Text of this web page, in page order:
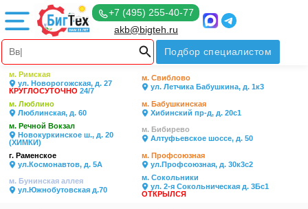
+7 (495) 255-40-77
akb@bigteh.ru
Подбор специалистом
м. Римская
ул. Новорогожская, д. 27
КРУГЛОСУТОЧНО 24/7
м. Свиблово
ул. Летчика Бабушкина, д. 1к3
м. Люблино
Люблинская, д. 60
м. Бабушкинская
Хибинский пр-д, д. 20с1
м. Речной Вокзал
Новокуркинское ш., д. 20
(ХИМКИ)
м. Бибирево
Алтуфьевское шоссе, д. 50
г. Раменское
ул.Космонавтов, д. 5А
м. Профсоюзная
ул.Профсоюзная, д. 30к3с2
м. Бунинская аллея
ул.Южнобутовская д.70
м. Сокольники
ул. 2-я Сокольническая д. 3Бс1
ОТКРЫЛСЯ